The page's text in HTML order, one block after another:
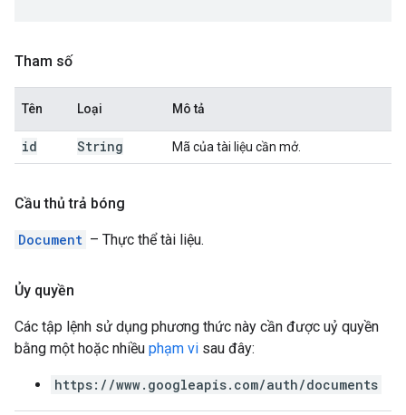
Tham số
Tên Loại Mô tả
id String Mã của tài liệu cần mở.
Cầu thủ trả bóng
Document – Thực thể tài liệu.
Ủy quyền
Các tập lệnh sử dụng phương thức này cần được uỷ quyền
bằng một hoặc nhiều phạm vi sau đây:
https://www.googleapis.com/auth/documents